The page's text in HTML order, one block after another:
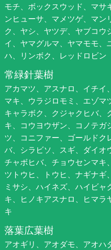
モチ、ボックスウッド、マサ
ンヒューサ、マメツゲ、マン
ク、ヤシ、ヤツデ、ヤブコ
イ、ヤマグルマ、ヤマモモ、
ハ、リンボク、レッドロビン
常緑針葉樹
アカマツ、アスナロ、イチイ
マキ、ウラジロモミ、エゾマ
キャラボク、クジャクヒバ、
キ、コウヨウザン、コノテガ
ツ、コニファー、ゴールドク
バ、シラビソ、スギ、ダイオ
チャボヒバ、チョウセンマキ
ツトウヒ、トウヒ、ナギナ
ミサシ、ハイネズ、ハイビ
キ、ヒノキアスナロ、ヒマラ
キ
落葉広葉樹
アオギリ、アオダモ、アオハ